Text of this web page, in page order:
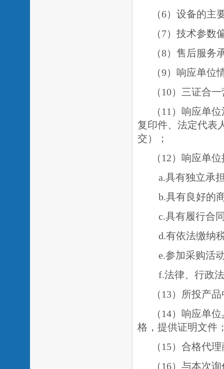
（6）设备的主
（7）技术参数
（8）售后服务
（9）响应单位
（ 10）三证合
（ 1 1）响应单
复印件、法定代表
交）；
（ 1 2）响应单
a.具有独立承
b.具有良好的
c.具有履行合
d.有依法缴纳
e.参加采购活
f.法律、行政
（ 13） 所投产
（14）响应单
格 ，提供证明文件
（ 15）合格代
（16）与本次